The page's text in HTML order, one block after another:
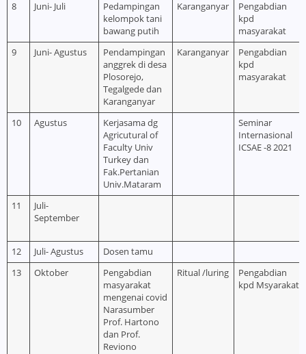
8 Juni- Juli
Pedampingan
kelompok tani
bawang putih
Karanganyar
Pengabdian
kpd
masyarakat
9
Juni- Agustus
Pendampingan
anggrek di desa
Plosorejo,
Tegalgede dan
Karanganyar
Karanganyar
Pengabdian
kpd
masyarakat
10 Agustus
Kerjasama dg
Agricutural of
Faculty Univ
Turkey dan
Fak.Pertanian
Univ.Mataram
Seminar
Internasional
ICSAE -8 2021
11
Juli-
September
12 Juli- Agustus
Dosen tamu
13
Oktober
Pengabdian
masyarakat
mengenai covid
Narasumber
Prof. Hartono
dan Prof.
Reviono
Ritual /luring
Pengabdian
kpd Msyarakat